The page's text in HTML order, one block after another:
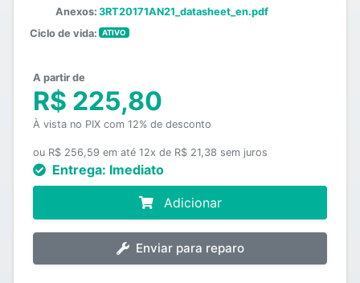
Anexos: 3RT20171AN21_datasheet_en.pdf
Ciclo de vida:
ATIVO
A partir de
R$ 225,80
À vista no PIX com 12% de desconto
ou R$ 256,59 em até 12x de R$ 21,38 sem juros
Entrega: Imediato
Adicionar
Enviar para reparo